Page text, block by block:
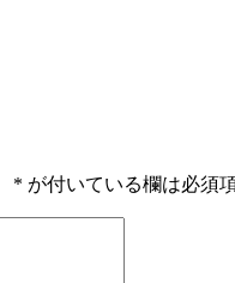
* が付いている欄は必須